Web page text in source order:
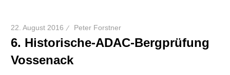
22. August 2016 Peter Forstner
6. Historische-ADAC-Bergprüfung
Vossenack